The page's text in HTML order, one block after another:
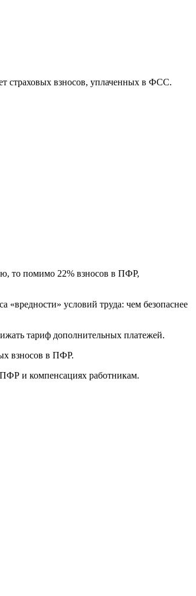
страховых взносов, уплаченных в ФСС.
то помимо 22% взносов в ПФР,
условий труда: чем безопаснее
тариф дополнительных платежей.
взносов в ПФР.
ПФР и компенсациях работникам.